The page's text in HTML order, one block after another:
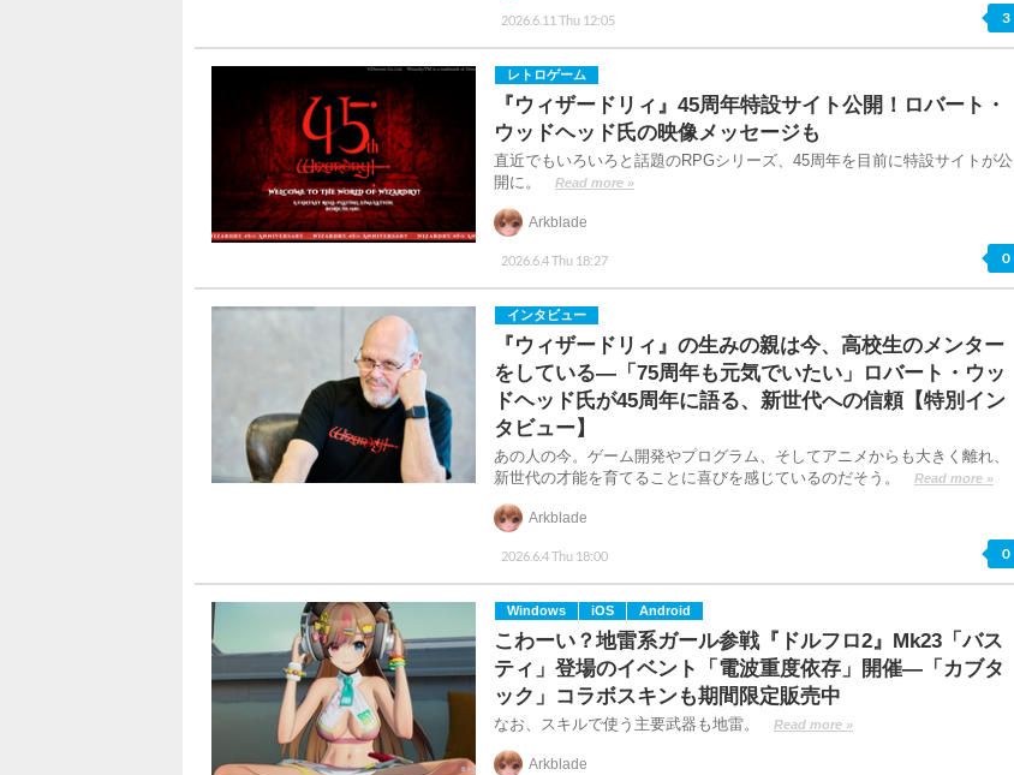
2026.6.11 Thu 12:05 3
レトロゲーム
『ウィザードリィ』45周年特設サイト公開！ロバート・
ウッドヘッド氏の映像メッセージも
直近でもいろいろと話題のRPGシリーズ、45周年を目前に特設サイトが公
開に。
Read more »
2026.6.4 Thu 18:27
Arkblade
0
インタビュー
『ウィザードリィ』の生みの親は今、高校生のメンター
をしている―「75周年も元気でいたい」ロバート・ウッ
ドヘッド氏が45周年に語る、新世代への信頼【特別イン
タビュー】
あの人の今。ゲーム開発やプログラム、そしてアニメからも大きく離れ、
新世代の才能を育てることに喜びを感じているのだそう。
Read more »
2026.6.4 Thu 18:00
Arkblade
0
Windows iOS Android
こわーい？地雷系ガール参戦『ドルフロ2』Mk23「バス
ティ」登場のイベント「電波重度依存」開催―「カブタ
ック」コラボスキンも期間限定販売中
なお、スキルで使う主要武器も地雷。 Read more »
Arkblade